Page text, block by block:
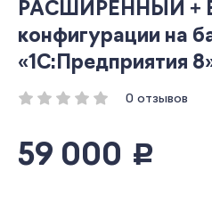
РАСШИРЕННЫЙ +
конфигурации на
«1С:Предприятия
0 отзывов
59 000 руб.